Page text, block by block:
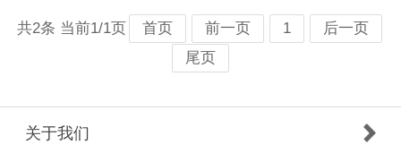
共2条 当前1/1页 首页 前一页 1
后一页
尾页
关于我们